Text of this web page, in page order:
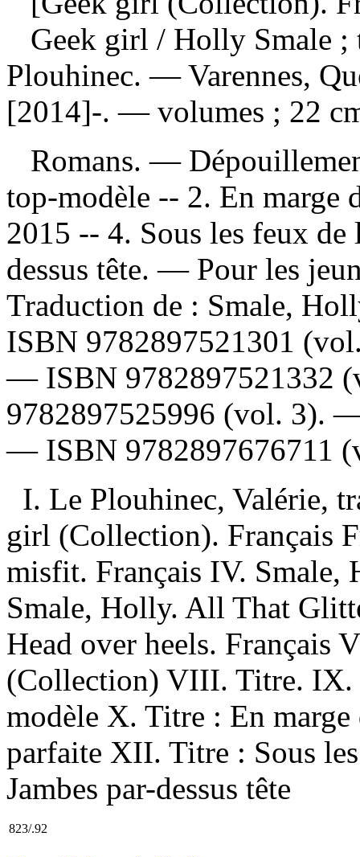
Geek girl / Holly Smale ;
Plouhinec. — Varennes,
[2014]-. — volumes ; 22
Romans. —
top-modèle -- 2. En marge
2015 -- 4. Sous les feux de
dessus tête. — Pour les
Traduction de : Smale,
ISBN 9782897521301
— ISBN 9782897521332
9782897525996 (vol. 3).
— ISBN 9782897676711
I. Le Plouhinec, Valérie,
girl (Collection). Français
misfit. Français IV. Smale,
Smale, Holly. All That
Head over heels. Français
(Collection) VIII. Titre. IX.
modèle X. Titre : En
parfaite XII. Titre : Sous
Jambes par-dessus tête
823/.92